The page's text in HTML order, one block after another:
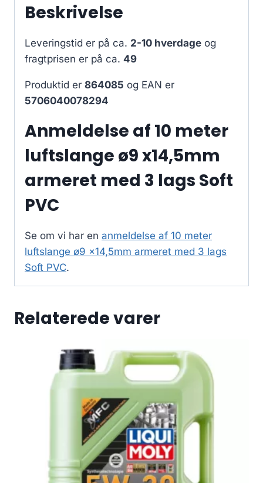
Beskrivelse
Leveringstid er på ca. 2-10 hverdage og
fragtprisen er på ca. 49
Produktid er 864085 og EAN er
5706040078294
Anmeldelse af 10 meter
luftslange ø9 x14,5mm
armeret med 3 lags Soft
PVC
Se om vi har en anmeldelse af 10 meter
luftslange ø9 x14,5mm armeret med 3 lags
Soft PVC.
Relaterede varer